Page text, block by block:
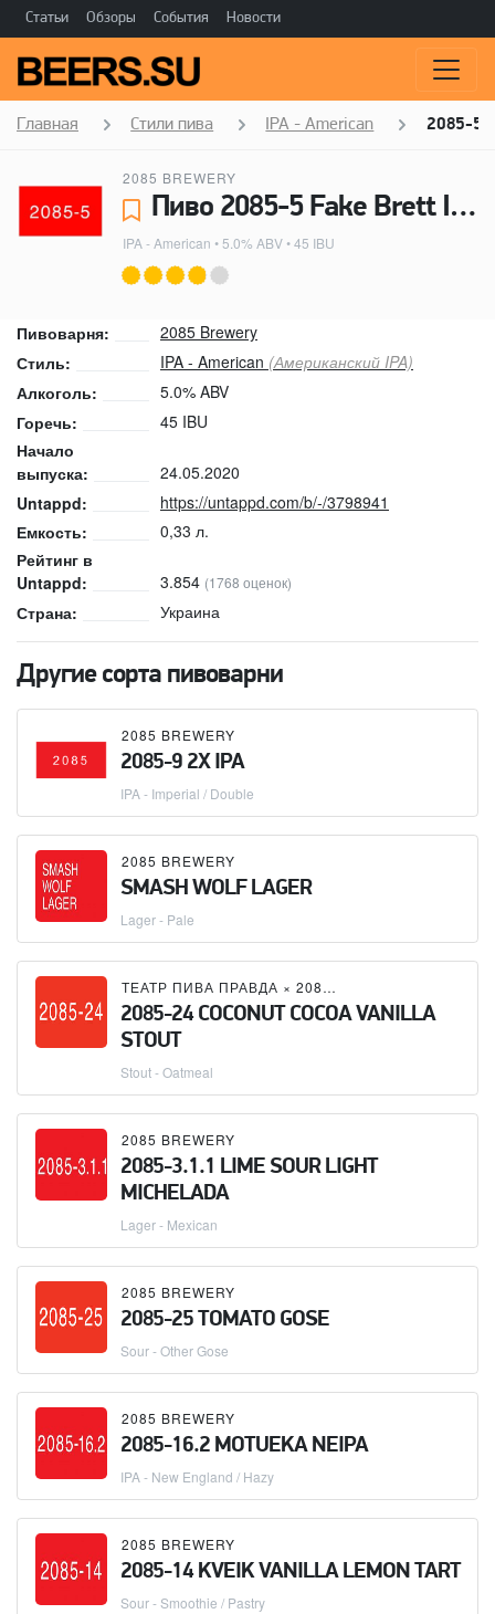
Статьи Обзоры События Новости
Главная Стили пива IPA - American 2085-5
2085 BREWERY
Пиво 2085-5 Fake Brett IPA - 2085 Brewery
IPA - American • 5.0% ABV • 45 IBU
Пивоварня:
2085 Brewery
Стиль:
IPA - American (Американский IPA)
Алкоголь:
5.0% ABV
Горечь:
45 IBU
Начало
выпуска:
24.05.2020
Untappd:
https://untappd.com/b/-/3798941
Емкость:
0,33 л.
Рейтинг в
Untappd:
3.854 (1768 оценок)
Страна: Украина
Другие сорта пивоварни
2085 BREWERY
2085-9 2X IPA
IPA - Imperial / Double
2085 BREWERY
SMASH WOLF LAGER
Lager - Pale
ТЕАТР ПИВА ПРАВДА × 2085 BREWERY
2085-24 COCONUT COCOA VANILLA
STOUT
Stout - Oatmeal
2085 BREWERY
2085-3.1.1 LIME SOUR LIGHT
MICHELADA
Lager - Mexican
2085 BREWERY
2085-25 TOMATO GOSE
Sour - Other Gose
2085 BREWERY
2085-16.2 MOTUEKA NEIPA
IPA - New England / Hazy
2085 BREWERY
2085-14 KVEIK VANILLA LEMON TART
Sour - Smoothie / Pastry